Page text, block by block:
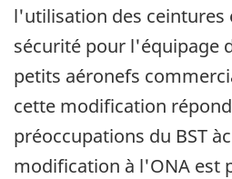
l'utilisation des ceintures
sécurité pour l'équipage
petits aéronefs
cette modification
préoccupations du BST
modification à l'ONA est